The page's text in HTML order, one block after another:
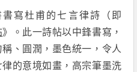
寫杜甫的七言律詩（即
》。此一詩帖以中鋒書寫，
、圓潤，墨色統一，令人
的意境如畫，高宗筆墨洗